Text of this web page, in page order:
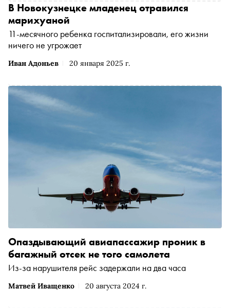
Иван Адоньев 20 января 2025 г.
В Новокузнецке младенец отравился
марихуаной
11-месячного ребенка госпитализировали, его жизни
ничего не угрожает
Матвей Иващенко 20 августа 2024 г.
Опаздывающий авиапассажир проник в
багажный отсек не того самолета
Из-за нарушителя рейс задержали на два часа